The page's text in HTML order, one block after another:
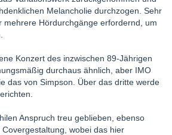
Melancholie durchzogen. Sehr
mehrere Hördurchgänge erfordernd, um
Konzert des inzwischen 89-Jährigen
durchaus ähnlich, aber IMO
das von Simpson. Über das dritte werde
Anspruch treu geblieben, ebenso
wobei das hier